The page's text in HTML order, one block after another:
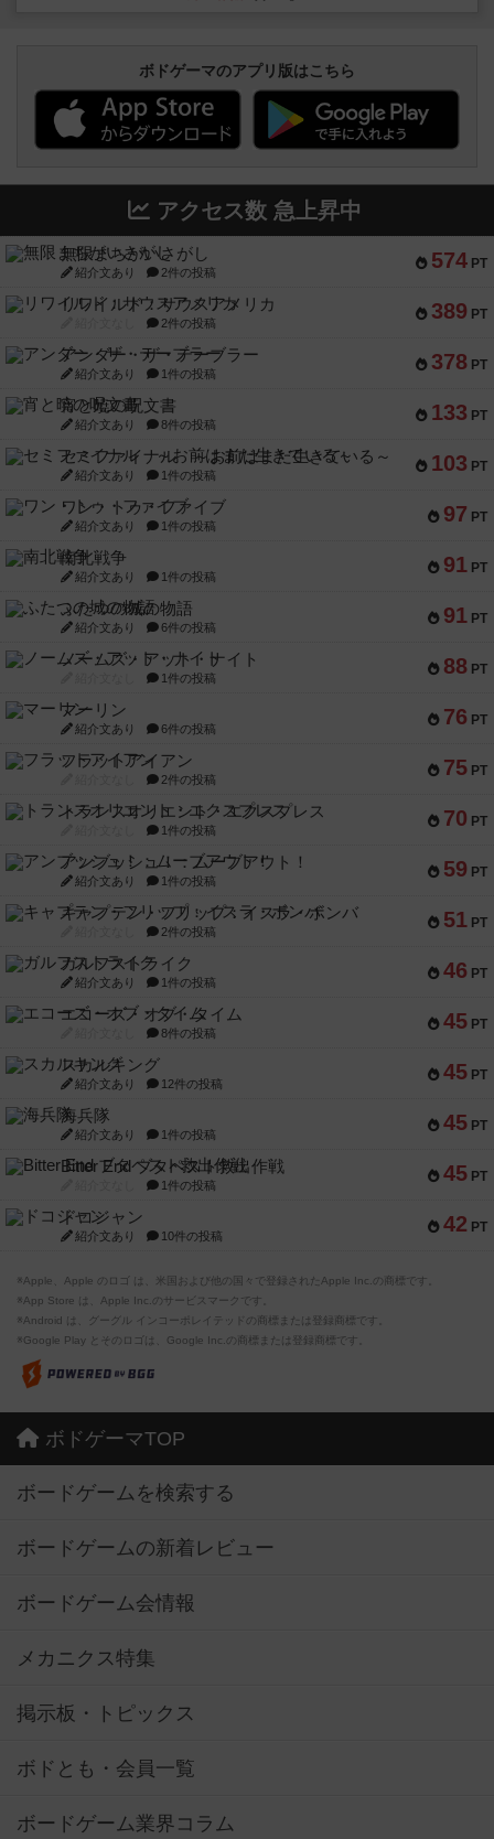
ボドゲーマのアプリ版はこちら
アクセス数 急上昇中
574 PT
無限まちがいさがし
紹介文あり 2件の投稿
389 PT
リワイルド：サウスアメリカ
2件の投稿
378 PT
アンダー・ザ・テーブラー
紹介文あり 1件の投稿
133 PT
宵と暁の呪文書
紹介文あり 8件の投稿
103 PT
セミファイナル ～お前はまだ生きている～
紹介文あり 1件の投稿
97 PT
ワン・トゥ・ファイブ
紹介文あり 1件の投稿
91 PT
南北戦争
紹介文あり 1件の投稿
91 PT
ふたつの城の物語
紹介文あり 6件の投稿
88 PT
ノームズ・アット・ナイト
1件の投稿
76 PT
マーリン
紹介文あり 6件の投稿
75 PT
フラットアイアン
2件の投稿
70 PT
トランスオリエント・エクスプレス
1件の投稿
59 PT
アンブッシュ！：ムーブアウト！
紹介文あり 1件の投稿
51 PT
キャプテン・フリップ：イスラ・ボンバ
2件の投稿
46 PT
ガルフストライク
紹介文あり 1件の投稿
45 PT
エコーズ・オブ・タイム
8件の投稿
45 PT
スカルキング
紹介文あり 12件の投稿
45 PT
海兵隊
紹介文あり 1件の投稿
45 PT
Bitter End ブタペスト救出作戦
1件の投稿
42 PT
ドコジャン
紹介文あり 10件の投稿
※Apple、Apple のロゴ は、米国および他の国々で登録されたApple Inc.の商標です。
※App Store は、Apple Inc.のサービスマークです。
※Android は、グーグル インコーポレイテッドの商標または登録商標です。
※Google Play とそのロゴは、Google Inc.の商標または登録商標です。
ボドゲーマTOP
ボードゲームを検索する
ボードゲームの新着レビュー
ボードゲーム会情報
メカニクス特集
掲示板・トピックス
ボドとも・会員一覧
ボードゲーム業界コラム